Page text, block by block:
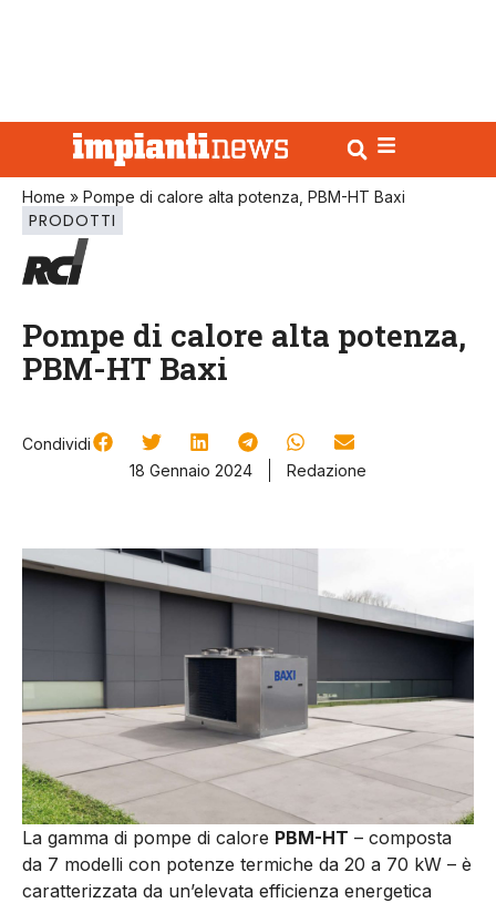
Home » Pompe di calore alta potenza, PBM-HT Baxi
PRODOTTI
Pompe di calore alta potenza,
PBM-HT Baxi
Condividi
18 Gennaio 2024
Redazione
La gamma di pompe di calore PBM-HT – composta
da 7 modelli con potenze termiche da 20 a 70 kW – è
caratterizzata da un’elevata efficienza energetica